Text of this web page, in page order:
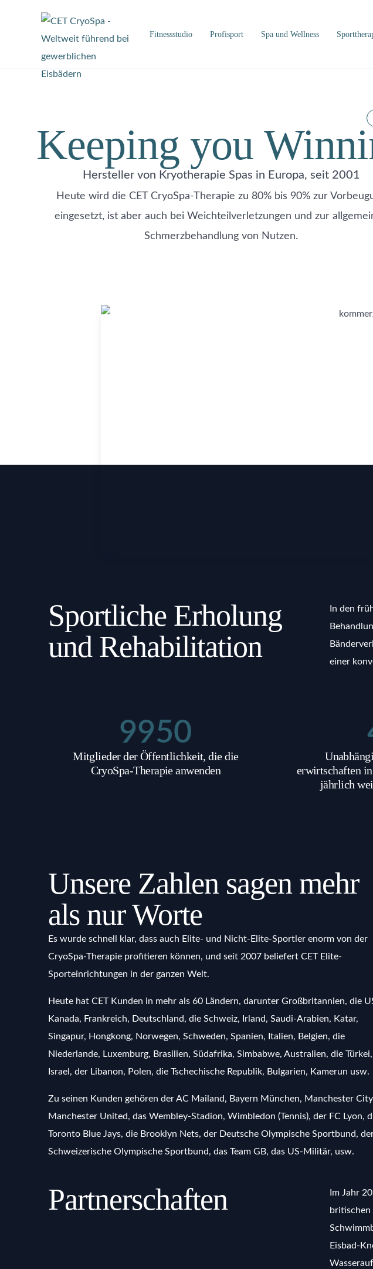
Fitnessstudio Profisport Spa und Wellness
Keeping you
Hersteller von Kryotherapie Spas in Europa, seit 2001
Heute wird die CET CryoSpa-Therapie zu 80% bis 90% zur
eingesetzt, ist aber auch bei Weichteilverletzungen und zur
Schmerzbehandlung von Nutzen.
Sportliche Erholung
und Rehabilitation
In den
einer
9950
Mitglieder der Öffentlichkeit, die die
CryoSpa-Therapie anwenden
erwirtschaften
jährlich
Unsere Zahlen sagen mehr
als nur Worte
Es wurde schnell klar, dass auch Elite- und Nicht-Elite-Sportler enorm von der
CryoSpa-Therapie profitieren können, und seit 2007 beliefert CET Elite-
Sporteinrichtungen in der ganzen Welt.
Heute hat CET Kunden in mehr als 60 Ländern, darunter Großbritannien, die
Kanada, Frankreich, Deutschland, die Schweiz, Irland, Saudi-Arabien, Katar,
Singapur, Hongkong, Norwegen, Schweden, Spanien, Italien, Belgien, die
Niederlande, Luxemburg, Brasilien, Südafrika, Simbabwe, Australien, die Türkei,
Israel, der Libanon, Polen, die Tschechische Republik, Bulgarien, Kamerun usw.
Zu seinen Kunden gehören der AC Mailand, Bayern München, Manchester
Manchester United, das Wembley-Stadion, Wimbledon (Tennis), der FC Lyon,
Toronto Blue Jays, die Brooklyn Nets, der Deutsche Olympische Sportbund,
Schweizerische Olympische Sportbund, das Team GB, das US-Militär, usw.
Partnerschaften
Im Jahr
britischen
Eisbad-